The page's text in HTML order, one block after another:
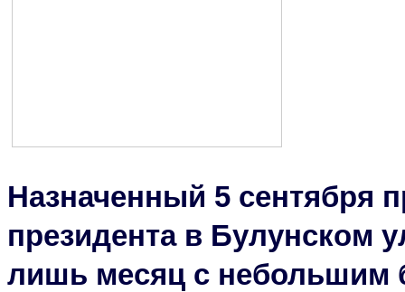
Назначенный 5 сентября
президента в Булунском
лишь месяц с небольшим